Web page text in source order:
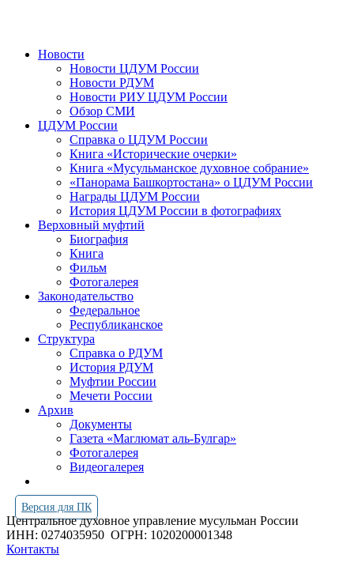
Новости
Новости ЦДУМ России
Новости РДУМ
Новости РИУ ЦДУМ России
Обзор СМИ
ЦДУМ России
Справка о ЦДУМ России
Книга «Исторические очерки»
Книга «Мусульманское духовное собрание»
«Панорама Башкортостана» о ЦДУМ России
Награды ЦДУМ России
История ЦДУМ России в фотографиях
Верховный муфтий
Биография
Книга
Фильм
Фотогалерея
Законодательство
Федеральное
Республиканское
Структура
Справка о РДУМ
История РДУМ
Муфтии России
Мечети России
Архив
Документы
Газета «Маглюмат аль-Булгар»
Фотогалерея
Видеогалерея
Версия для ПК
Центральное духовное управление мусульман России
ИНН: 0274035950 ОГРН: 1020200001348
Контакты